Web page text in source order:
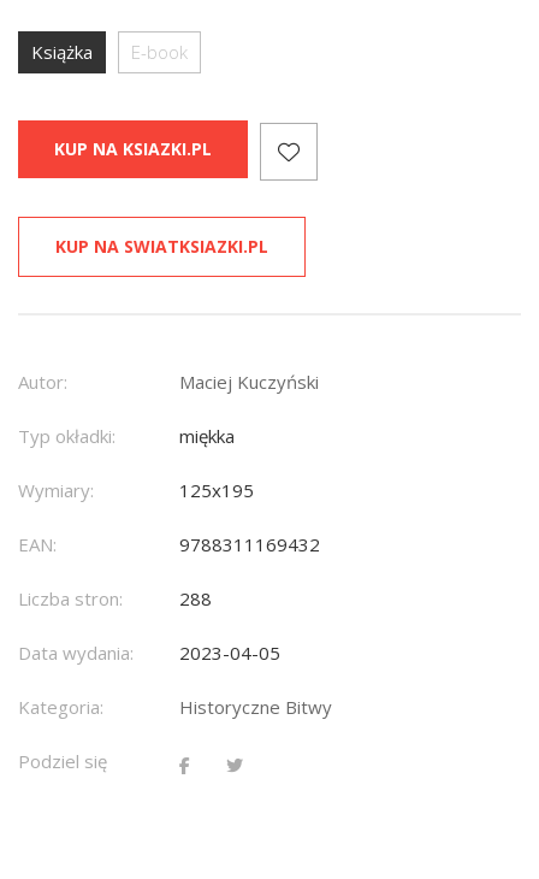
Książka E-book
KUP NA KSIAZKI.PL
KUP NA SWIATKSIAZKI.PL
Autor: Maciej Kuczyński
Typ okładki: miękka
Wymiary: 125x195
EAN: 9788311169432
Liczba stron: 288
Data wydania: 2023-04-05
Kategoria: Historyczne Bitwy
Podziel się